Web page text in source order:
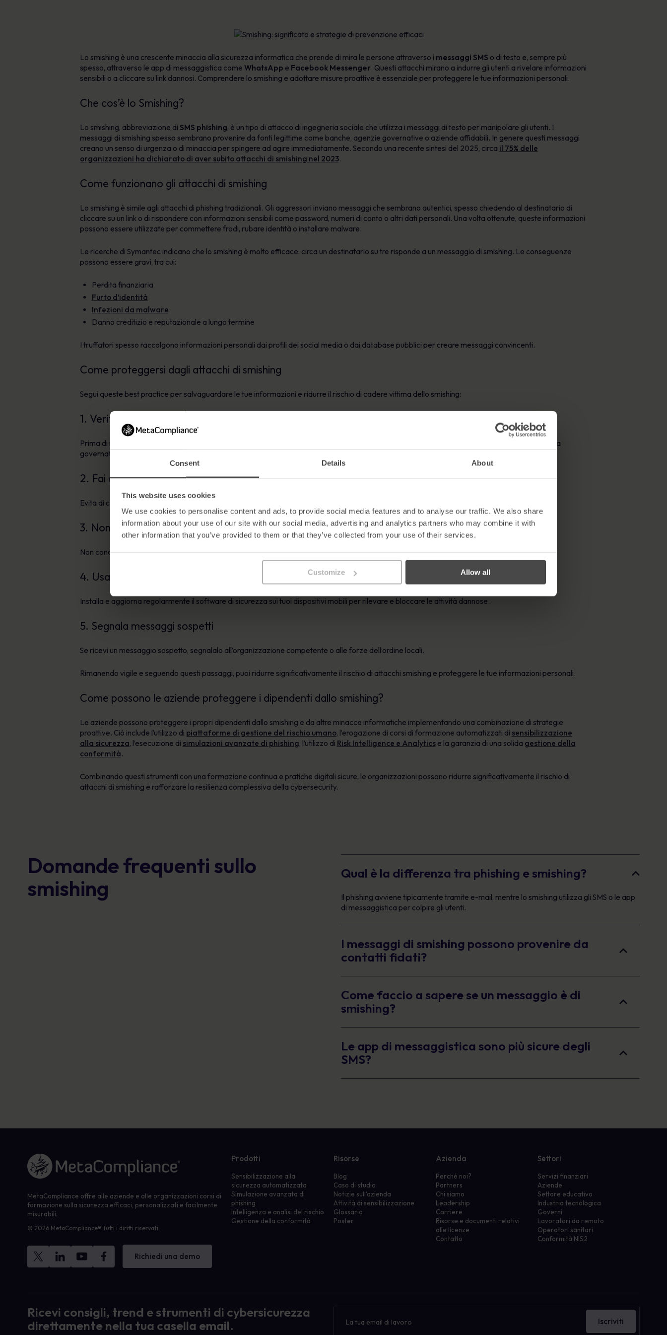
Consent Details About
This website uses cookies
We use cookies to personalise content and ads, to provide social media features and to analyse our traffic. We also share
information about your use of our site with our social media, advertising and analytics partners who may combine it with
other information that you’ve provided to them or that they’ve collected from your use of their services.
Customize Allow all
Lo smishing è una crescente minaccia alla sicurezza informatica che prende di mira le persone attraverso i messaggi SMS o di testo e, sempre più
spesso, attraverso le app di messaggistica come WhatsApp e Facebook Messenger. Questi attacchi mirano a indurre gli utenti a rivelare informazioni
sensibili o a cliccare su link dannosi. Comprendere lo smishing e adottare misure proattive è essenziale per proteggere le tue informazioni personali.
Che cos’è lo Smishing?
Lo smishing, abbreviazione di SMS phishing, è un tipo di attacco di ingegneria sociale che utilizza i messaggi di testo per manipolare gli utenti. I
messaggi di smishing spesso sembrano provenire da fonti legittime come banche, agenzie governative o aziende affidabili. In genere questi messaggi
creano un senso di urgenza o di minaccia per spingere ad agire immediatamente. Secondo una recente sintesi del 2025, circa il 75% delle
organizzazioni ha dichiarato di aver subito attacchi di smishing nel 2023.
Come funzionano gli attacchi di smishing
Lo smishing è simile agli attacchi di phishing tradizionali. Gli aggressori inviano messaggi che sembrano autentici, spesso chiedendo al destinatario di
cliccare su un link o di rispondere con informazioni sensibili come password, numeri di conto o altri dati personali. Una volta ottenute, queste informazioni
possono essere utilizzate per commettere frodi, rubare identità o installare malware.
Le ricerche di Symantec indicano che lo smishing è molto efficace: circa un destinatario su tre risponde a un messaggio di smishing. Le conseguenze
possono essere gravi, tra cui:
Perdita finanziaria
Furto d’identità
Infezioni da malware
Danno creditizio e reputazionale a lungo termine
I truffatori spesso raccolgono informazioni personali dai profili dei social media o dai database pubblici per creare messaggi convincenti.
Come proteggersi dagli attacchi di smishing
Segui queste best practice per salvaguardare le tue informazioni e ridurre il rischio di cadere vittima dello smishing:
1. Verifica il mittente
Prima di rispondere a qualsiasi messaggio, conferma l’autenticità del mittente. Se un messaggio sembra provenire da una banca o da un’agenzia
governativa, visita il sito web ufficiale o chiama direttamente l’assistenza.
2. Fai attenzione ai link
Evita di cliccare sui link se non sei sicuro che siano sicuri. Passa il mouse sui link per vedere l’URL effettivo prima di cliccare.
3. Non fornire informazioni sensibili
Non condividere mai password, numeri di conto o informazioni finanziarie via SMS. Fornisci i dati sensibili solo attraverso canali sicuri e criptati.
4. Usa il software di sicurezza
Installa e aggiorna regolarmente il software di sicurezza sui tuoi dispositivi mobili per rilevare e bloccare le attività dannose.
5. Segnala messaggi sospetti
Se ricevi un messaggio sospetto, segnalalo all’organizzazione competente o alle forze dell’ordine locali.
Rimanendo vigile e seguendo questi passaggi, puoi ridurre significativamente il rischio di attacchi smishing e proteggere le tue informazioni personali.
Come possono le aziende proteggere i dipendenti dallo smishing?
Le aziende possono proteggere i propri dipendenti dallo smishing e da altre minacce informatiche implementando una combinazione di strategie
proattive. Ciò include l’utilizzo di piattaforme di gestione del rischio umano, l’erogazione di corsi di formazione automatizzati di sensibilizzazione
alla sicurezza, l’esecuzione di simulazioni avanzate di phishing, l’utilizzo di Risk Intelligence e Analyticse la garanzia di una solida gestione della
conformità.
Combinando questi strumenti con una formazione continua e pratiche digitali sicure, le organizzazioni possono ridurre significativamente il rischio di
attacchi di smishing e rafforzare la resilienza complessiva della cybersecurity.
Domande frequenti sullo
smishing
Qual è la differenza tra phishing e smishing?
Il phishing avviene tipicamente tramite e-mail, mentre lo smishing utilizza gli SMS o le app
di messaggistica per colpire gli utenti.
I messaggi di smishing possono provenire da
contatti fidati?
Come faccio a sapere se un messaggio è di
smishing?
Le app di messaggistica sono più sicure degli
SMS?
Link alla homepage
MetaCompliance offre alle aziende e alle organizzazioni corsi di
formazione sulla sicurezza efficaci, personalizzati e facilmente
misurabili.
© 2026 MetaCompliance® Tutti i diritti riservati.
Richiedi una demo
Prodotti
Sensibilizzazione alla
sicurezza automatizzata
Simulazione avanzata di
phishing
Intelligenza e analisi del rischio
Gestione della conformità
Risorse
Blog
Caso di studio
Notizie sull'azienda
Attività di sensibilizzazione
Glossario
Poster
Azienda
Perché noi?
Partners
Chi siamo
Leadership
Carriere
Risorse e documenti relativi
alle licenze
Contatto
Settori
Servizi finanziari
Aziende
Settore educativo
Industria tecnologica
Governi
Lavoratori da remoto
Operatori sanitari
Conformità NIS2
Ricevi consigli, trend e strumenti di cybersicurezza
direttamente nella tua casella email.
Iscriviti